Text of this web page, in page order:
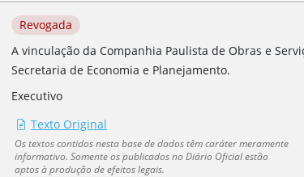
Revogada
A vinculação da Companhia Paulista de Obras e
Secretaria de Economia e Planejamento.
Executivo
Texto Original
Os textos contidos nesta base de dados têm caráter meramente
informativo. Somente os publicados no Diário Oficial estão
aptos à produção de efeitos legais.